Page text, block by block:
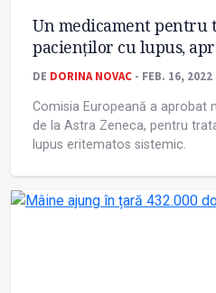
Un medicament pentru
pacienţilor cu lupus,
DE DORINA NOVAC - FEB. 16, 2022
Comisia Europeană a aprobat
de la Astra Zeneca, pentru
lupus eritematos sistemic.